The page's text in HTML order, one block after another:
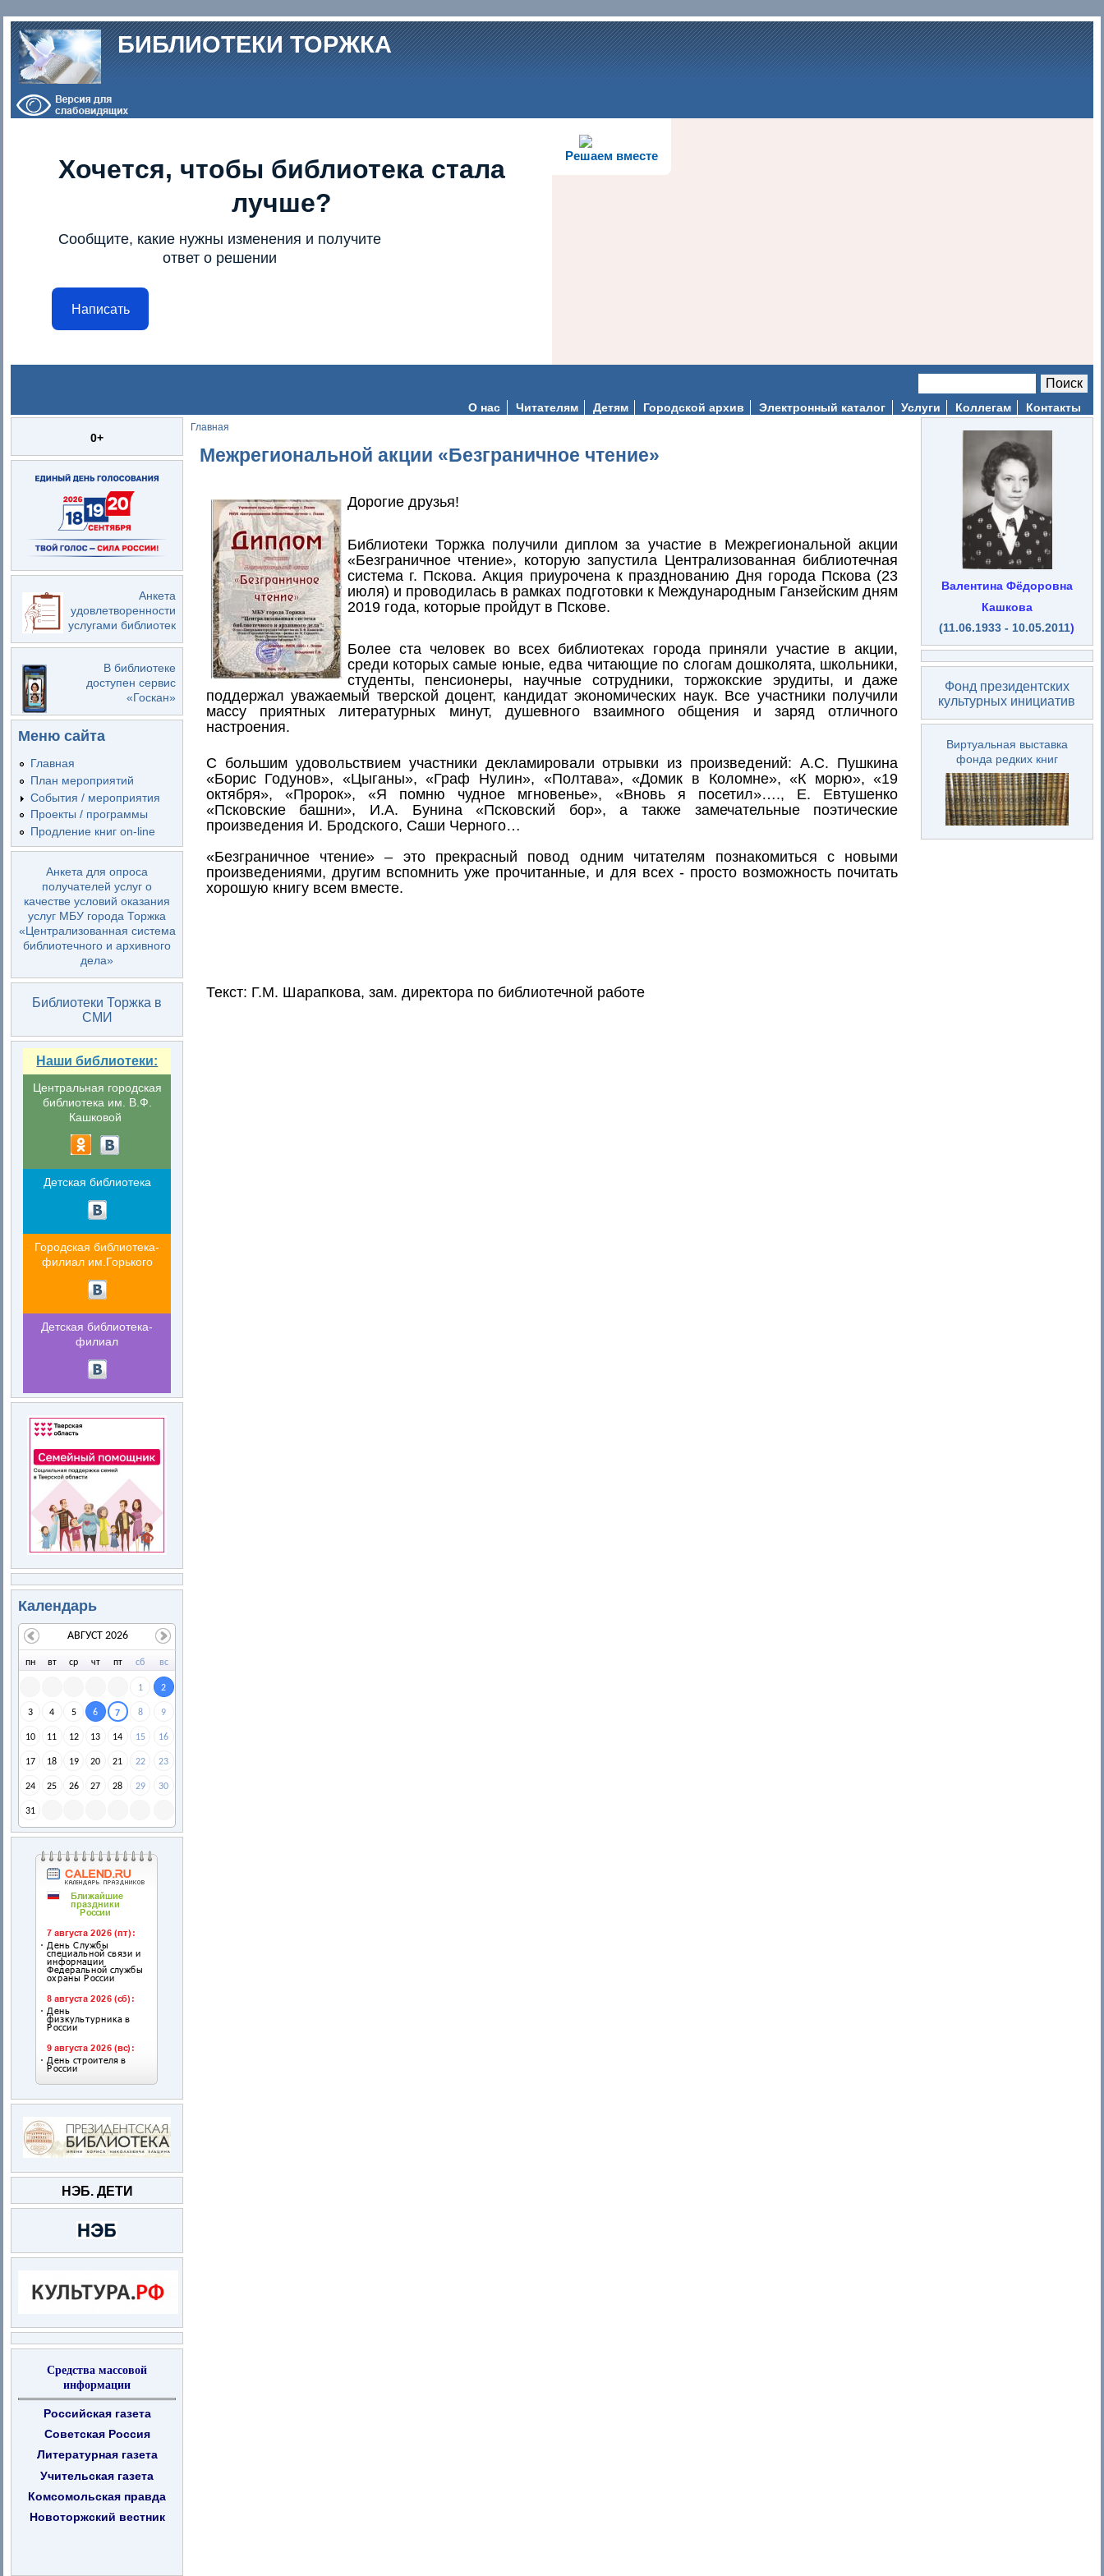
Перейти к основному содержанию
БИБЛИОТЕКИ ТОРЖКА
Решаем вместе
Хочется, чтобы библиотека стала
лучше?
Сообщите, какие нужны изменения и получите
ответ о решении
Написать
Форма поиска
О нас Читателям Детям Городской архив Электронный каталог Услуги Коллегам Контакты
0+
Анкета
удовлетворенности
услугами библиотек
В библиотеке
доступен сервис
«Госкан»
Меню сайта
Главная
План мероприятий
События / мероприятия
Проекты / программы
Продление книг on-line
Анкета для опроса
получателей услуг о
качестве условий оказания
услуг МБУ города Торжка
«Централизованная система
библиотечного и архивного
дела»
Библиотеки Торжка в
СМИ
Наши библиотеки:
Центральная городская
библиотека им. В.Ф.
Кашковой
Детская библиотека
Городская библиотека-
филиал им.Горького
Детская библиотека-
филиал
Календарь
пн вт ср чт пт сб вс
1 2
3 4 5 6 7 8 9
10 11 12 13 14 15 16
17 18 19 20 21 22 23
24 25 26 27 28 29 30
31
АВГУСТ 2026
НЭБ. ДЕТИ
Средства массовой
информации
Российская газета
Советская Россия
Литературная газета
Учительская газета
Комсомольская правда
Новоторжский вестник
Главная
Межрегиональной акции «Безграничное чтение»
Дорогие друзья!
Библиотеки Торжка получили диплом за участие в Межрегиональной акции
«Безграничное чтение», которую запустила Централизованная библиотечная
система г. Пскова. Акция приурочена к празднованию Дня города Пскова (23
июля) и проводилась в рамках подготовки к Международным Ганзейским дням
2019 года, которые пройдут в Пскове.
Более ста человек во всех библиотеках города приняли участие в акции,
среди которых самые юные, едва читающие по слогам дошколята, школьники,
студенты, пенсионеры, научные сотрудники, торжокские эрудиты, и даже
поддержал уважаемый тверской доцент, кандидат экономических наук. Все участники получили
массу приятных литературных минут, душевного взаимного общения и заряд отличного
настроения.
С большим удовольствием участники декламировали отрывки из произведений: А.С. Пушкина
«Борис Годунов», «Цыганы», «Граф Нулин», «Полтава», «Домик в Коломне», «К морю», «19
октября», «Пророк», «Я помню чудное мгновенье», «Вновь я посетил»…., Е. Евтушенко
«Псковские башни», И.А. Бунина «Псковский бор», а также замечательные поэтические
произведения И. Бродского, Саши Черного…
«Безграничное чтение» – это прекрасный повод одним читателям познакомиться с новыми
произведениями, другим вспомнить уже прочитанные, и для всех - просто возможность почитать
хорошую книгу всем вместе.
Текст: Г.М. Шарапкова, зам. директора по библиотечной работе
Валентина Фёдоровна
Кашкова
(11.06.1933 - 10.05.2011)
Фонд президентских
культурных инициатив
Виртуальная выставка
фонда редких книг